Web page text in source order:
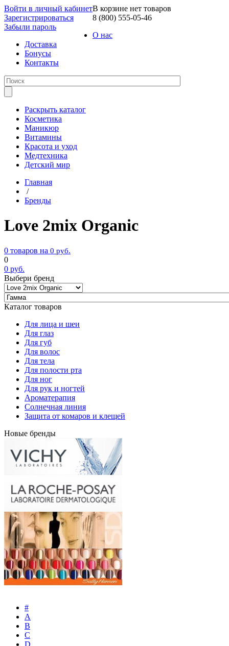
Войти в личный кабинет
Зарегистрироваться
Забыли пароль
В корзине нет товаров
8 (800) 555-05-46
О нас
Доставка
Бонусы
Контакты
Раскрыть каталог
Косметика
Маникюр
Витамины
Красота и уход
Медтехника
Детский мир
Главная
/
Бренды
Love 2mix Organic
0 товаров на 0 руб.
0
0 руб.
Выбери бренд
Каталог товаров
Для лица и шеи
Для глаз
Для губ
Для волос
Для тела
Для полости рта
Для ног
Для рук и ногтей
Ароматерапия
Солнечная линия
Защита от комаров и клещей
Новые бренды
#
A
B
C
D